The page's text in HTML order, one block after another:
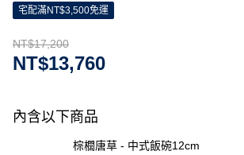
宅配滿NT$3,500免運
NT$17,200
NT$13,760
內含以下商品
棕櫚唐草 - 中式飯碗12cm